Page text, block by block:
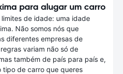
para alugar um carro
de idade: uma idade
Não somos nós que
diferentes empresas de
variam não só de
também de país para país e,
de carro que queres